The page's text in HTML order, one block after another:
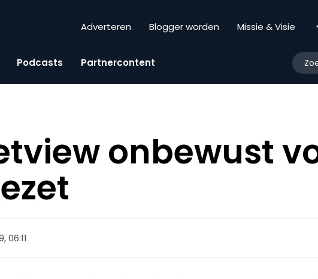
Adverteren Blogger worden Missie & Visie
Podcasts Partnercontent
onbewust
06:11